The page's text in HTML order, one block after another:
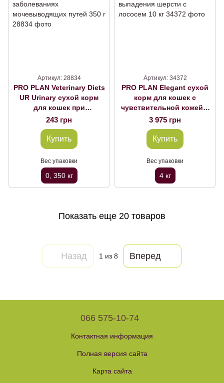
Артикул: 28834
PRO PLAN Veterinary Diets
UR Urinary сухой корм
для кошек при
заболеваниях
мочевыводящих путей
350 г
243 грн
Купить
Вес упаковки
0, 350 кг
Артикул: 34372
PRO PLAN Elegant сухой
корм для кошек с
чувствительной кожей и
от выпадения шерсти с
лососем 10 кг
3 975 грн
Купить
Вес упаковки
4 кг
Показать еще 20 товаров
Назад 1 из 8 Вперед
066 575-10-74
Контактная информация
Полная версия сайта
Карта сайта